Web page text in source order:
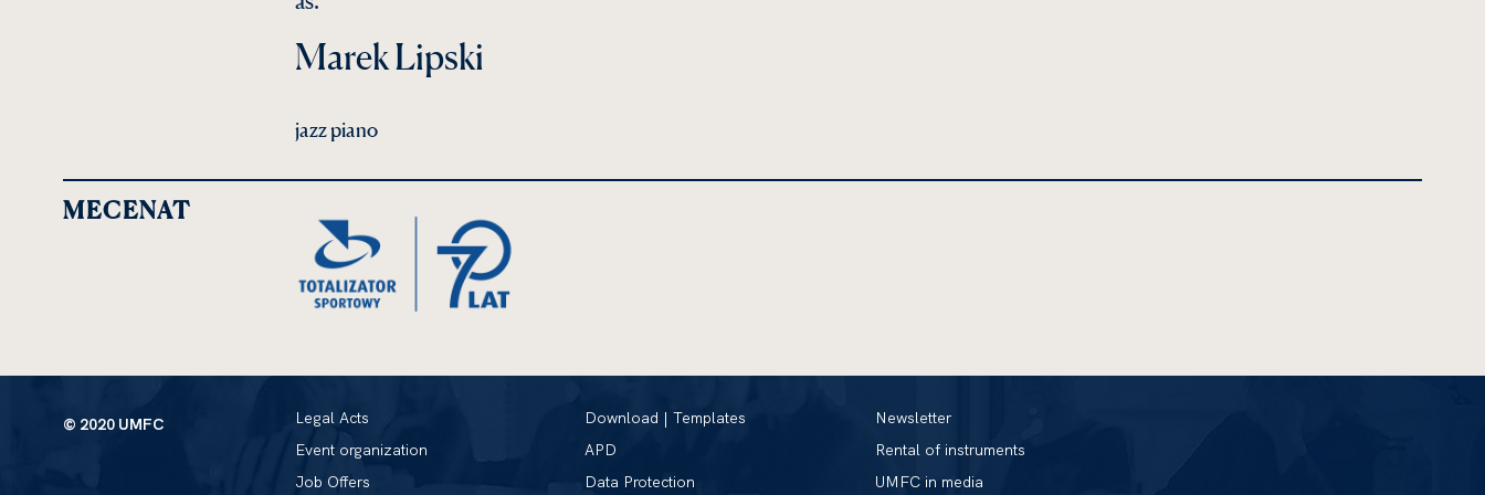
Marek Lipski
jazz piano
MECENAT
© 2020 UMFC
Legal Acts
Event organization
Job Offers
Download | Templates
APD
Data Protection
Newsletter
Rental of instruments
UMFC in media